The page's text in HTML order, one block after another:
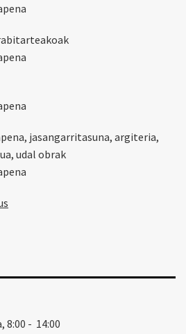
jasangarritasuna, argiteria,
udal obrak
- 14:00